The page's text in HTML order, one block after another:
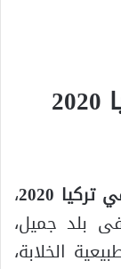
2020
،
بلد جميل،
الخلابة،